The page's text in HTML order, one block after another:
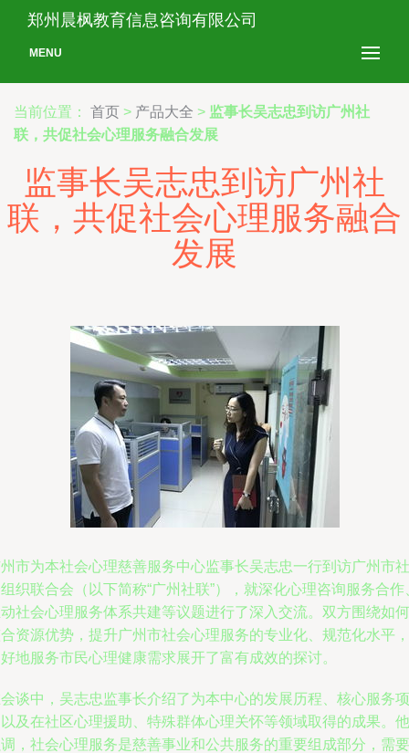
郑州晨枫教育信息咨询有限公司
MENU
当前位置： 首页 > 产品大全 > 监事长吴志忠到访广州社
联，共促社会心理服务融合发展
监事长吴志忠到访广州社
联，共促社会心理服务融合
发展
市为本社会心理慈善服务中心监事长吴志忠一行到访广州市社
织联合会（以下简称“广州社联”），就深化心理咨询服务合作
社会心理服务体系共建等议题进行了深入交流。双方围绕如何
资源优势，提升广州市社会心理服务的专业化、规范化水平，
地服务市民心理健康需求展开了富有成效的探讨。
谈中，吴志忠监事长介绍了为本中心的发展历程、核心服务项
及在社区心理援助、特殊群体心理关怀等领域取得的成果。他
，社会心理服务是慈善事业和公共服务的重要组成部分，需要